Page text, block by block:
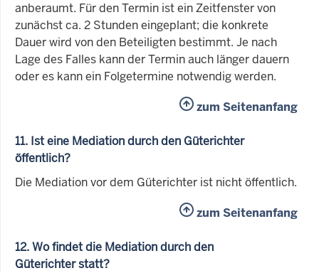
anberaumt. Für den Termin ist ein Zeitfenster von
zunächst ca. 2 Stunden eingeplant; die konkrete
Dauer wird von den Beteiligten bestimmt. Je nach
Lage des Falles kann der Termin auch länger dauern
oder es kann ein Folgetermine notwendig werden.
zum Seitenanfang
11. Ist eine Mediation durch den Güterichter
öffentlich?
Die Mediation vor dem Güterichter ist nicht öffentlich.
zum Seitenanfang
12. Wo findet die Mediation durch den
Güterichter statt?